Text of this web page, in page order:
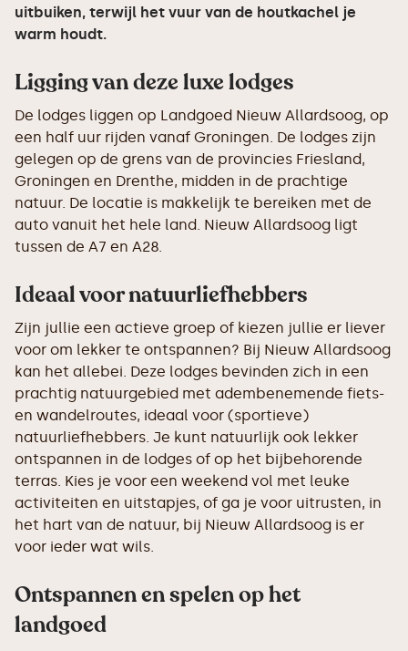
uitbuiken, terwijl het vuur van de houtkachel je
warm houdt.
Ligging van deze luxe lodges
De lodges liggen op Landgoed Nieuw Allardsoog, op
een half uur rijden vanaf Groningen. De lodges zijn
gelegen op de grens van de provincies Friesland,
Groningen en Drenthe, midden in de prachtige
natuur. De locatie is makkelijk te bereiken met de
auto vanuit het hele land. Nieuw Allardsoog ligt
tussen de A7 en A28.
Ideaal voor natuurliefhebbers
Zijn jullie een actieve groep of kiezen jullie er liever
voor om lekker te ontspannen? Bij Nieuw Allardsoog
kan het allebei. Deze lodges bevinden zich in een
prachtig natuurgebied met adembenemende fiets-
en wandelroutes, ideaal voor (sportieve)
natuurliefhebbers. Je kunt natuurlijk ook lekker
ontspannen in de lodges of op het bijbehorende
terras. Kies je voor een weekend vol met leuke
activiteiten en uitstapjes, of ga je voor uitrusten, in
het hart van de natuur, bij Nieuw Allardsoog is er
voor ieder wat wils.
Ontspannen en spelen op het
landgoed